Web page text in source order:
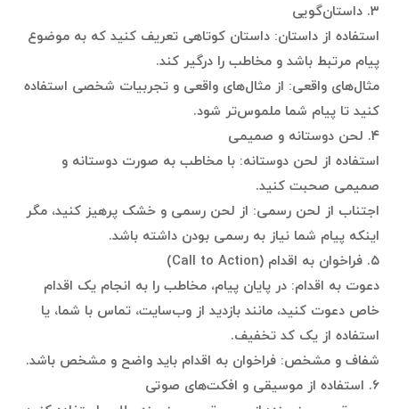
۳. داستان‌گویی
استفاده از داستان: داستان کوتاهی تعریف کنید که به موضوع
پیام مرتبط باشد و مخاطب را درگیر کند.
مثال‌های واقعی: از مثال‌های واقعی و تجربیات شخصی استفاده
کنید تا پیام شما ملموس‌تر شود.
۴. لحن دوستانه و صمیمی
استفاده از لحن دوستانه: با مخاطب به صورت دوستانه و
صمیمی صحبت کنید.
اجتناب از لحن رسمی: از لحن رسمی و خشک پرهیز کنید، مگر
اینکه پیام شما نیاز به رسمی بودن داشته باشد.
۵. فراخوان به اقدام (Call to Action)
دعوت به اقدام: در پایان پیام، مخاطب را به انجام یک اقدام
خاص دعوت کنید، مانند بازدید از وب‌سایت، تماس با شما، یا
استفاده از یک کد تخفیف.
شفاف و مشخص: فراخوان به اقدام باید واضح و مشخص باشد.
۶. استفاده از موسیقی و افکت‌های صوتی